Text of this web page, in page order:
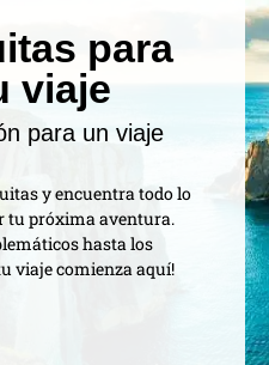
para
viaje
para un viaje
y encuentra todo lo
tu próxima aventura.
hasta los
viaje comienza aquí!